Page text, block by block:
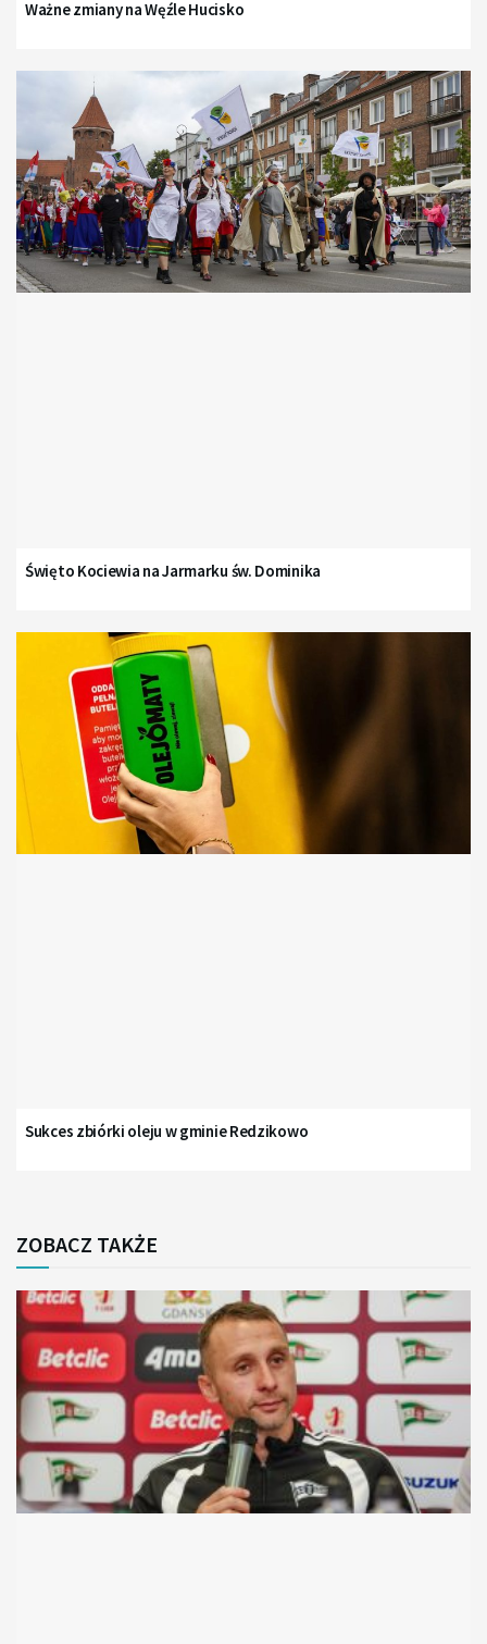
Ważne zmiany na Węźle Hucisko
Święto Kociewia na Jarmarku św. Dominika
Sukces zbiórki oleju w gminie Redzikowo
ZOBACZ TAKŻE